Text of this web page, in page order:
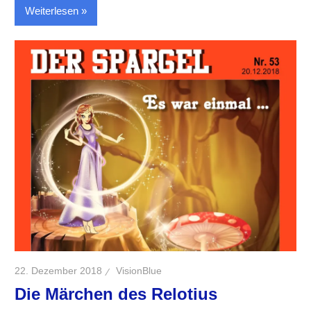
Weiterlesen
22. Dezember 2018 VisionBlue
Die Märchen des Relotius